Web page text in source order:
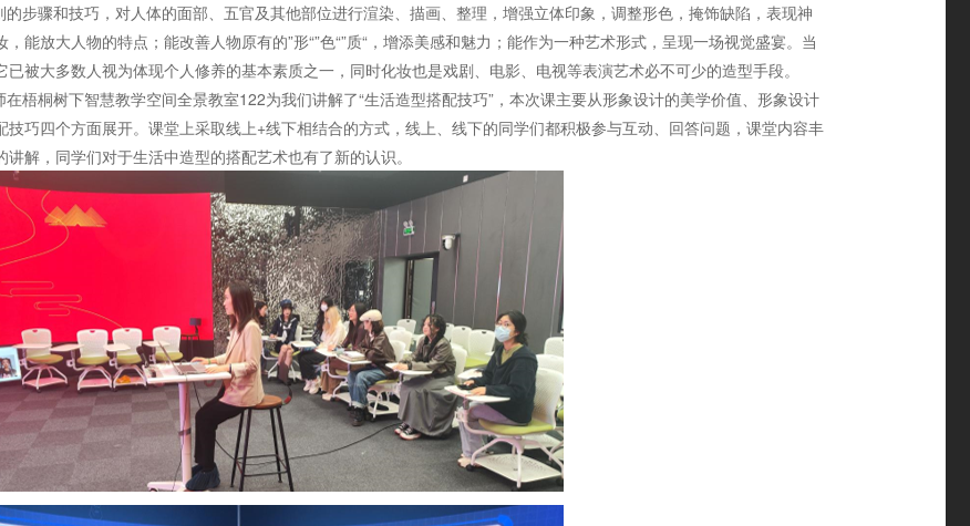
步骤和技巧，对人体的面部、五官及其他部位进行渲染、描画、整理，增强立体印象，调整形色，掩饰缺陷，表现神
能放大人物的特点；能改善人物原有的”形“”色“”质“，增添美感和魅力；能作为一种艺术形式，呈现一场视觉盛宴。当
被大多数人视为体现个人修养的基本素质之一，同时化妆也是戏剧、电影、电视等表演艺术必不可少的造型手段。
梧桐树下智慧教学空间全景教室122为我们讲解了“生活造型搭配技巧”，本次课主要从形象设计的美学价值、形象设计
巧四个方面展开。课堂上采取线上+线下相结合的方式，线上、线下的同学们都积极参与互动、回答问题，课堂内容丰
解，同学们对于生活中造型的搭配艺术也有了新的认识。